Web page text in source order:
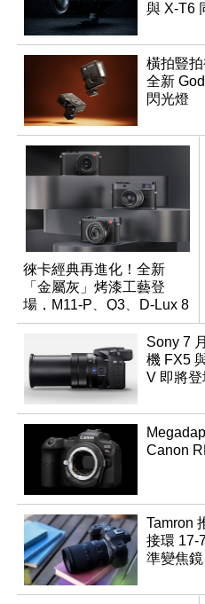
與 X-T6
橫拍豎
全新
閃光燈
徠卡經典再進化！全新
「金屬灰」烤漆工藝登
場，M11-P、Q3、D-Lux 8
領銜換裝
Sony 7
機 FX5
V 即將登
Canon
Tamron
接環 17-
準變焦鏡